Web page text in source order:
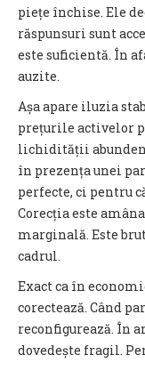
piețe închise. Ele
răspunsuri sunt
este suficientă. În
auzite.
Așa apare iluzia
prețurile activelor
lichidității
în prezența unei
perfecte, ci pentru
Corecția este
marginală. Este
cadrul.
Exact ca în
corectează. Când
reconfigurează. În
dovedește fragil.